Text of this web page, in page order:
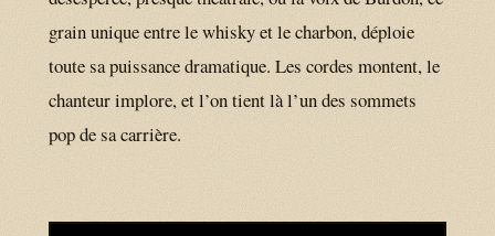
grain unique entre le whisky et le charbon, déploie
toute sa puissance dramatique. Les cordes montent, le
chanteur implore, et l’on tient là l’un des sommets
pop de sa carrière.